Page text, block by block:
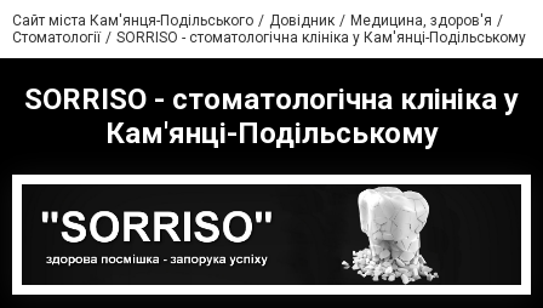
Сайт міста Кам'янця-Подільського Довідник
Медицина, здоров'я
Стоматології
SORRISO - стоматологічна клініка у Кам'янці-Подільському
SORRISO - стоматологічна клініка у
Кам'янці-Подільському